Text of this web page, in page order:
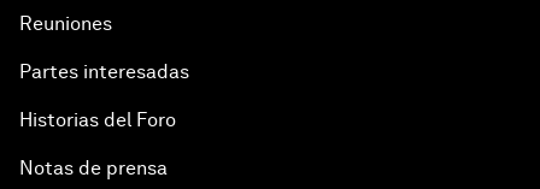
Reuniones
Partes interesadas
Historias del Foro
Notas de prensa